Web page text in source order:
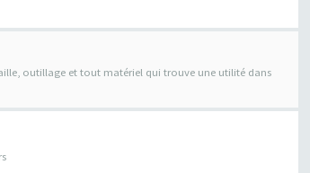
outillage et tout matériel qui trouve une utilité dans